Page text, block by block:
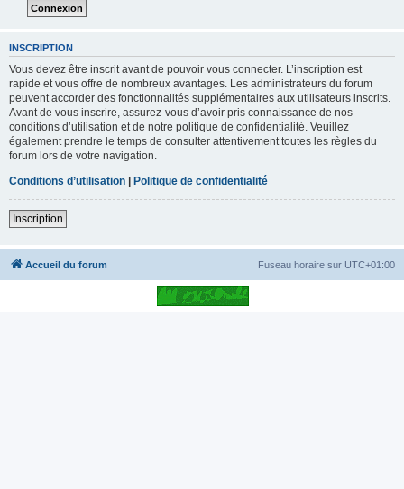
INSCRIPTION
Vous devez être inscrit avant de pouvoir vous connecter. L’inscription est
rapide et vous offre de nombreux avantages. Les administrateurs du forum
peuvent accorder des fonctionnalités supplémentaires aux utilisateurs inscrits.
Avant de vous inscrire, assurez-vous d’avoir pris connaissance de nos
conditions d’utilisation et de notre politique de confidentialité. Veuillez
également prendre le temps de consulter attentivement toutes les règles du
forum lors de votre navigation.
Conditions d’utilisation | Politique de confidentialité
Inscription
Accueil du forum Fuseau horaire sur UTC+01:00